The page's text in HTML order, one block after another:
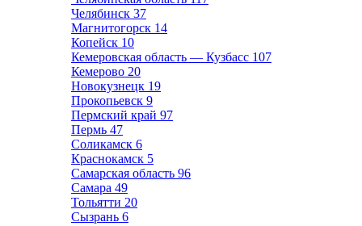
Челябинск 37
Магнитогорск 14
Копейск 10
Кемеровская область — Кузбасс 107
Кемерово 20
Новокузнецк 19
Прокопьевск 9
Пермский край 97
Пермь 47
Соликамск 6
Краснокамск 5
Самарская область 96
Самара 49
Тольятти 20
Сызрань 6